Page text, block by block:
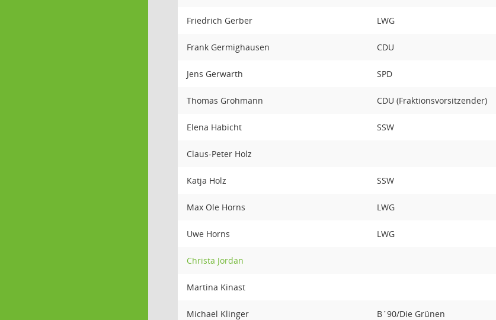
Friedrich Gerber LWG
Frank Germighausen CDU
Jens Gerwarth SPD
Thomas Grohmann CDU (Fraktionsvorsitzender)
Elena Habicht SSW
Claus-Peter Holz
Katja Holz SSW
Max Ole Horns LWG
Uwe Horns LWG
Christa Jordan
Martina Kinast
Michael Klinger B´90/Die Grünen